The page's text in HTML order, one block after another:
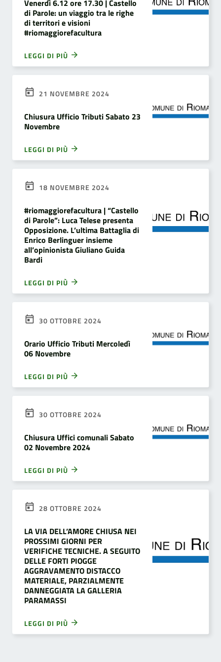
Venerdì 6.12 ore 17.30 | Castello
di Parole: un viaggio tra le righe
di territori e visioni
#riomaggiorefacultura
LEGGI DI PIÙ
21 NOVEMBRE 2024
Chiusura Ufficio Tributi Sabato 23
Novembre
LEGGI DI PIÙ
18 NOVEMBRE 2024
#riomaggiorefacultura | “Castello
di Parole”: Luca Telese presenta
Opposizione. L’ultima Battaglia di
Enrico Berlinguer insieme
all’opinionista Giuliano Guida
Bardi
LEGGI DI PIÙ
30 OTTOBRE 2024
Orario Ufficio Tributi Mercoledì
06 Novembre
LEGGI DI PIÙ
30 OTTOBRE 2024
Chiusura Uffici comunali Sabato
02 Novembre 2024
LEGGI DI PIÙ
28 OTTOBRE 2024
LA VIA DELL’AMORE CHIUSA NEI
PROSSIMI GIORNI PER
VERIFICHE TECNICHE. A SEGUITO
DELLE FORTI PIOGGE
AGGRAVAMENTO DISTACCO
MATERIALE, PARZIALMENTE
DANNEGGIATA LA GALLERIA
PARAMASSI
LEGGI DI PIÙ